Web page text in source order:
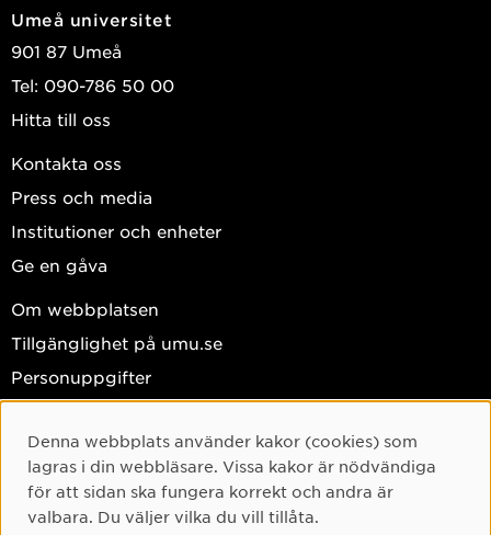
Umeå universitet
901 87 Umeå
Tel: 090-786 50 00
Hitta till oss
Kontakta oss
Press och media
Institutioner och enheter
Ge en gåva
Om webbplatsen
Tillgänglighet på umu.se
Personuppgifter
Instagram
TikTok
Cookie-samtycke
Denna webbplats använder kakor (cookies) som
lagras i din webbläsare. Vissa kakor är nödvändiga
för att sidan ska fungera korrekt och andra är
valbara. Du väljer vilka du vill tillåta.